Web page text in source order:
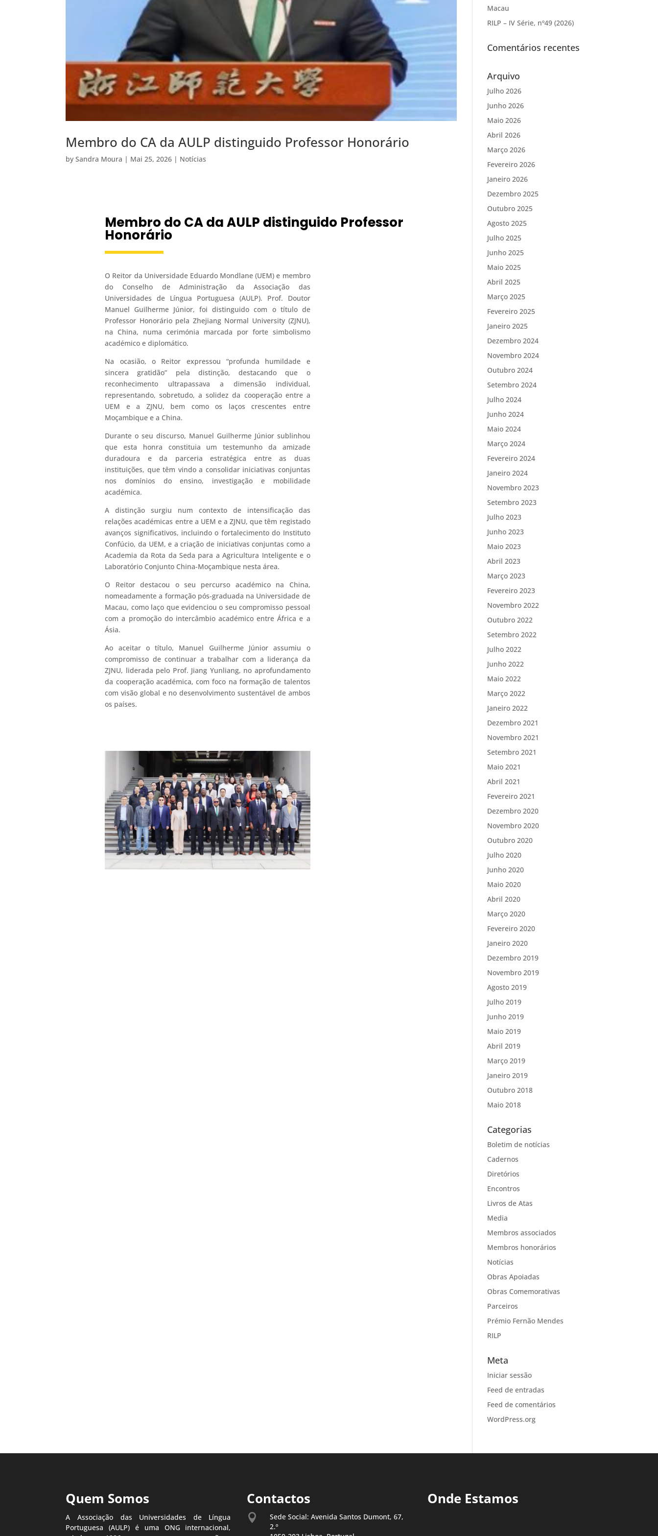
Membro do CA da AULP distinguido Professor Honorário
bySandra Moura | Mai 25, 2026 | Notícias
Membro do CA da AULP distinguido Professor
Honorário
O Reitor da Universidade Eduardo Mondlane (UEM) e membro
do Conselho de Administração da Associação das
Universidades de Língua Portuguesa (AULP). Prof. Doutor
Manuel Guilherme Júnior, foi distinguido com o título de
Professor Honorário pela Zhejiang Normal University (ZJNU),
na China, numa cerimónia marcada por forte simbolismo
académico e diplomático.
Na ocasião, o Reitor expressou “profunda humildade e
sincera gratidão” pela distinção, destacando que o
reconhecimento ultrapassava a dimensão individual,
representando, sobretudo, a solidez da cooperação entre a
UEM e a ZJNU, bem como os laços crescentes entre
Moçambique e a China.
Durante o seu discurso, Manuel Guilherme Júnior sublinhou
que esta honra constituia um testemunho da amizade
duradoura e da parceria estratégica entre as duas
instituições, que têm vindo a consolidar iniciativas conjuntas
nos domínios do ensino, investigação e mobilidade
académica.
A distinção surgiu num contexto de intensificação das
relações académicas entre a UEM e a ZJNU, que têm registado
avanços significativos, incluindo o fortalecimento do Instituto
Confúcio, da UEM, e a criação de iniciativas conjuntas como a
Academia da Rota da Seda para a Agricultura Inteligente e o
Laboratório Conjunto China-Moçambique nesta área.
O Reitor destacou o seu percurso académico na China,
nomeadamente a formação pós-graduada na Universidade de
Macau, como laço que evidenciou o seu compromisso pessoal
com a promoção do intercâmbio académico entre África e a
Ásia.
Ao aceitar o título, Manuel Guilherme Júnior assumiu o
compromisso de continuar a trabalhar com a liderança da
ZJNU, liderada pelo Prof. Jiang Yunliang, no aprofundamento
da cooperação académica, com foco na formação de talentos
com visão global e no desenvolvimento sustentável de ambos
os países.
Macau
RILP – IV Série, nº49 (2026)
Comentários recentes
Arquivo
Julho 2026
Junho 2026
Maio 2026
Abril 2026
Março 2026
Fevereiro 2026
Janeiro 2026
Dezembro 2025
Outubro 2025
Agosto 2025
Julho 2025
Junho 2025
Maio 2025
Abril 2025
Março 2025
Fevereiro 2025
Janeiro 2025
Dezembro 2024
Novembro 2024
Outubro 2024
Setembro 2024
Julho 2024
Junho 2024
Maio 2024
Março 2024
Fevereiro 2024
Janeiro 2024
Novembro 2023
Setembro 2023
Julho 2023
Junho 2023
Maio 2023
Abril 2023
Março 2023
Fevereiro 2023
Novembro 2022
Outubro 2022
Setembro 2022
Julho 2022
Junho 2022
Maio 2022
Março 2022
Janeiro 2022
Dezembro 2021
Novembro 2021
Setembro 2021
Maio 2021
Abril 2021
Fevereiro 2021
Dezembro 2020
Novembro 2020
Outubro 2020
Julho 2020
Junho 2020
Maio 2020
Abril 2020
Março 2020
Fevereiro 2020
Janeiro 2020
Dezembro 2019
Novembro 2019
Agosto 2019
Julho 2019
Junho 2019
Maio 2019
Abril 2019
Março 2019
Janeiro 2019
Outubro 2018
Maio 2018
Categorias
Boletim de notícias
Cadernos
Diretórios
Encontros
Livros de Atas
Media
Membros associados
Membros honorários
Notícias
Obras Apoiadas
Obras Comemorativas
Parceiros
Prémio Fernão Mendes
RILP
Meta
Iniciar sessão
Feed de entradas
Feed de comentários
WordPress.org
Quem Somos
A Associação das Universidades de Língua
Portuguesa (AULP) é uma ONG internacional,
Contactos

Sede Social: Avenida Santos Dumont, 67,
2.º
Onde Estamos